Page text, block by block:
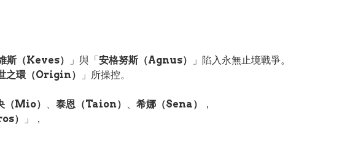
斯（Keves） 」與「 安格努斯（Agnus）
」陷入永無止境戰爭。
之環（Origin）
」所操控。
（Mio） 、 泰恩（Taion） 、 希娜（Sena）
，
）
」，